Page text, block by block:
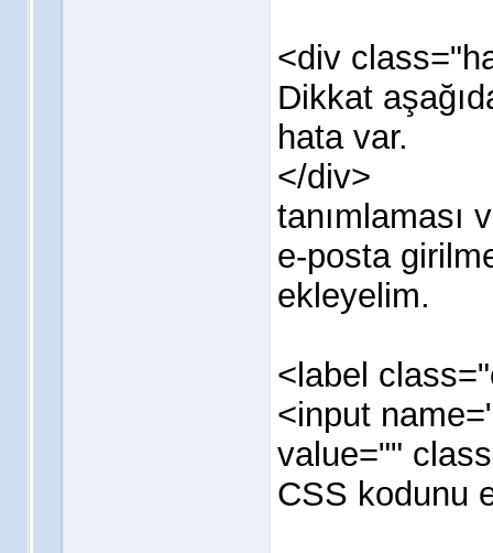
<div
Dikkat
hata var.
</div>
tanımlaması
e-posta
ekleyelim.
<label
<input
value=""
CSS kodunu